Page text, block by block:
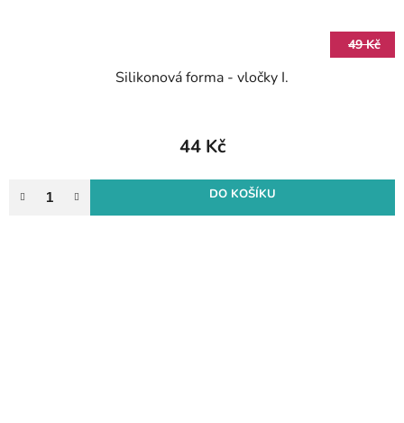
49 Kč
Silikonová forma - vločky I.
44 Kč
DO KOŠÍKU